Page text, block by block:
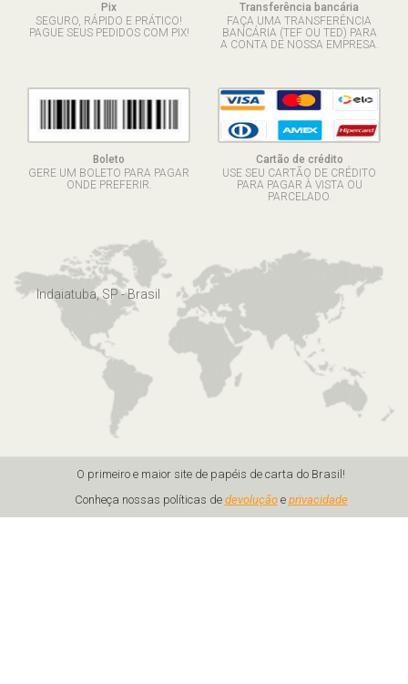
Pix
SEGURO, RÁPIDO E PRÁTICO!
PAGUE SEUS PEDIDOS COM PIX!
Transferência bancária
FAÇA UMA TRANSFERÊNCIA
BANCÁRIA (TEF OU TED) PARA
A CONTA DE NOSSA EMPRESA.
Boleto
GERE UM BOLETO PARA PAGAR
ONDE PREFERIR.
Cartão de crédito
USE SEU CARTÃO DE CRÉDITO
PARA PAGAR À VISTA OU
PARCELADO.
Indaiatuba, SP - Brasil
O primeiro e maior site de papéis de carta do Brasil!
Conheça nossas políticas de devoluçãoe privacidade